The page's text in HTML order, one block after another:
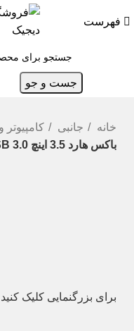
فهرست
جست و جو
خانه جانبی
باکس هارد 3.5 اینچ USB 3.0 یوگرین US222
برای بزرگنمایی کلیک کنید